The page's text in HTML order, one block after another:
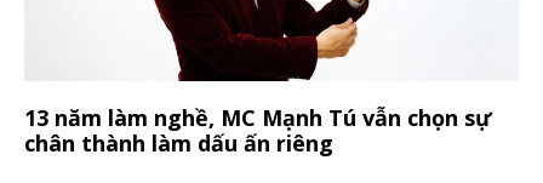
13 năm làm nghề, MC Mạnh Tú vẫn chọn sự
chân thành làm dấu ấn riêng